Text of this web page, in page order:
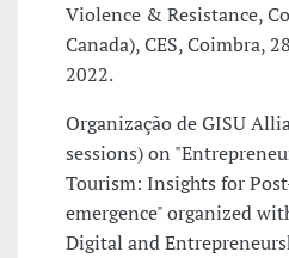
Violence & Resistance,
Canada), CES, Coimbra,
2022.
Organização de GISU
sessions) on
Tourism: Insights for
emergence" organized
Digital and